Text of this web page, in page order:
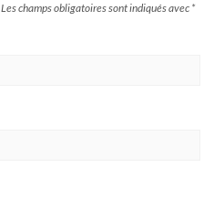
Les champs obligatoires sont indiqués avec *